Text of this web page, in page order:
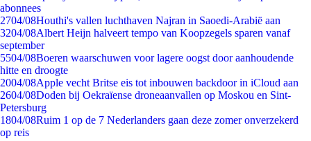
abonnees
2704/08Houthi's vallen luchthaven Najran in Saoedi-Arabië aan
3204/08Albert Heijn halveert tempo van Koopzegels sparen vanaf
september
5504/08Boeren waarschuwen voor lagere oogst door aanhoudende
hitte en droogte
2004/08Apple vecht Britse eis tot inbouwen backdoor in iCloud aan
2604/08Doden bij Oekraïense droneaanvallen op Moskou en Sint-
Petersburg
1804/08Ruim 1 op de 7 Nederlanders gaan deze zomer onverzekerd
op reis